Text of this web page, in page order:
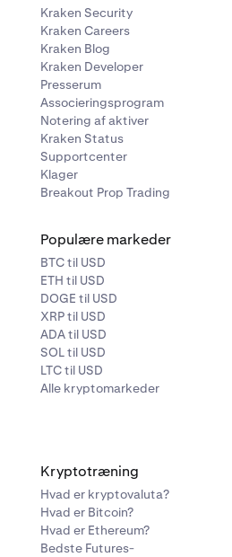
Kraken Security
Kraken Careers
Kraken Blog
Kraken Developer
Presserum
Associeringsprogram
Notering af aktiver
Kraken Status
Supportcenter
Klager
Breakout Prop Trading
Populære markeder
BTC til USD
ETH til USD
DOGE til USD
XRP til USD
ADA til USD
SOL til USD
LTC til USD
Alle kryptomarkeder
Kryptotræning
Hvad er kryptovaluta?
Hvad er Bitcoin?
Hvad er Ethereum?
Bedste Futures-